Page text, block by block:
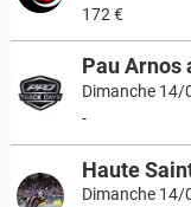
172 €
Pau Arnos
Dimanche
-
Haute
Dimanche